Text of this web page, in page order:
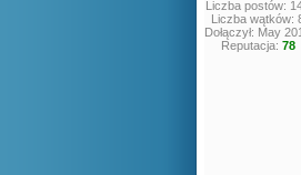
Liczba postów:
Liczba wątków:
Dołączył: May
Reputacja: 78